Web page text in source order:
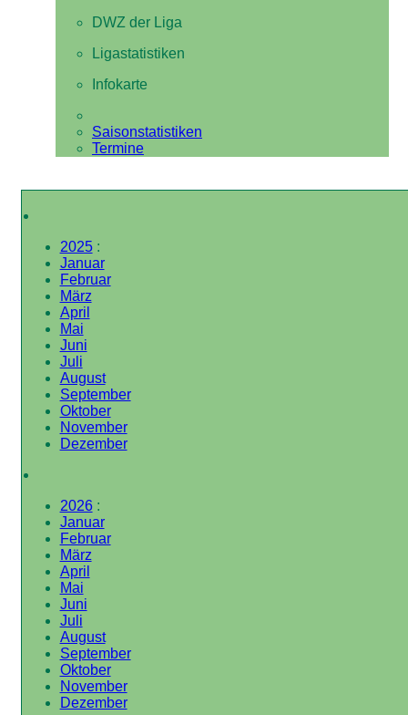
DWZ der Liga
Ligastatistiken
Infokarte
Saisonstatistiken
Termine
2025:
Januar
Februar
März
April
Mai
Juni
Juli
August
September
Oktober
November
Dezember
2026:
Januar
Februar
März
April
Mai
Juni
Juli
August
September
Oktober
November
Dezember